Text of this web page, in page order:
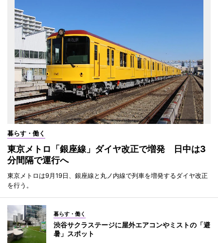
暮らす・働く
東京メトロ「銀座線」ダイヤ改正で増発 日中は3
分間隔で運行へ
東京メトロは9月19日、銀座線と丸ノ内線で列車を増発するダイヤ改正
を行う。
暮らす・働く
渋谷サクラステージに屋外エアコンやミストの「避
暑」スポット